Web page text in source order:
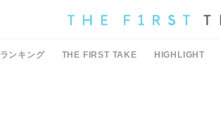
ランキング THE FIRST TAKE HIGHLIGHT